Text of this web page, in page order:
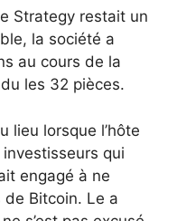
Strategy restait un
la société a
au cours de la
les 32 pièces.
lieu lorsque l’hôte
qui
engagé à ne
Bitcoin. Le a